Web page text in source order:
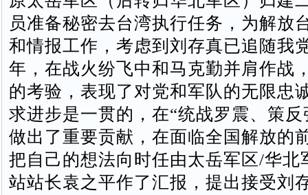
员准备秘密去台湾执行任务，为解放
和情报工作，考虑到刘存真已追随我
年，在战火纷飞中和马克勤并肩作战
的考验，表现了对党和军队的无限忠
求进步是一贯的，在“统战罗震、策反
做出了重要贡献，在面临全国解放的
把自己的想法向时任由太岳军区/华北
站站长袁之平作了汇报，提出接受刘